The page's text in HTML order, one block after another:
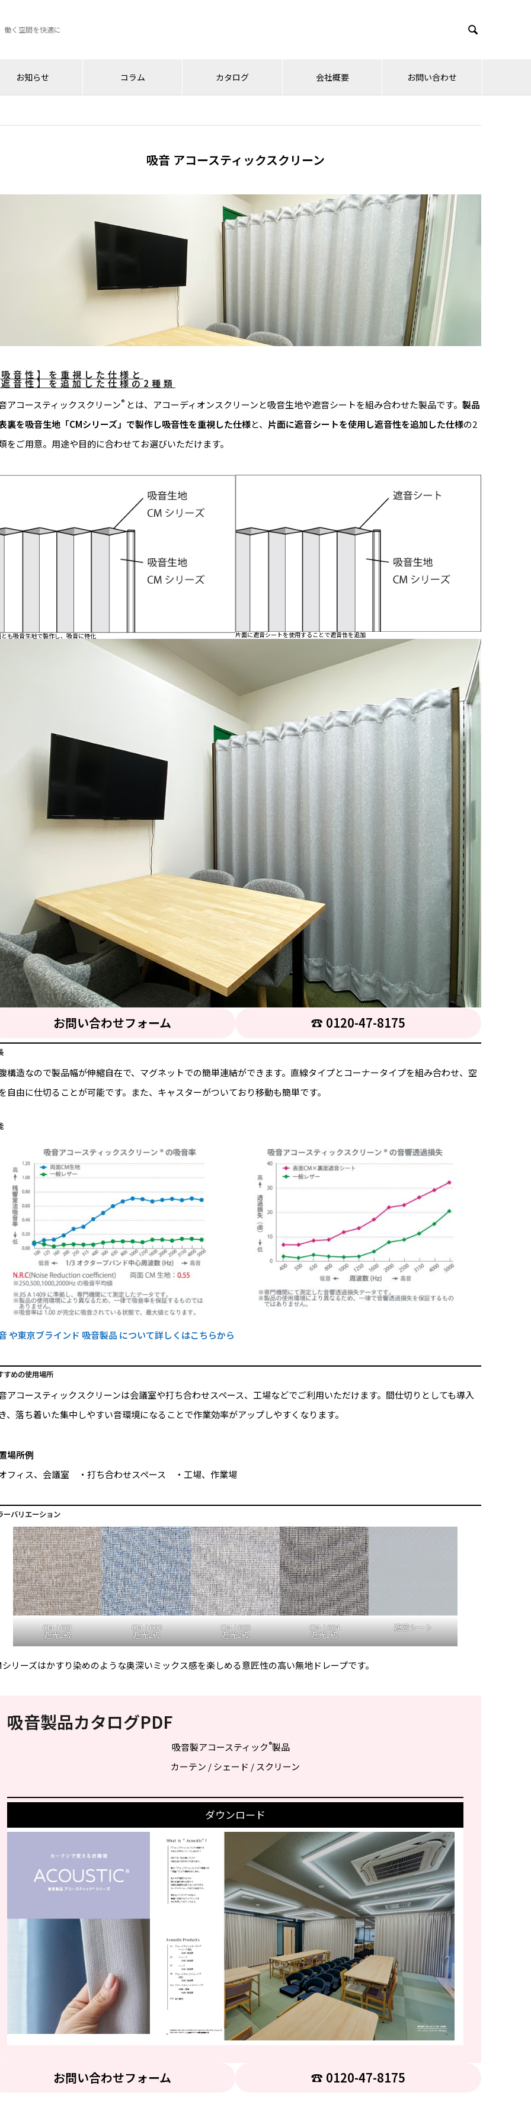
働く空間を快適に 
お知らせ コラム カタログ 会社概要 お問い合わせ
吸音 アコースティックスクリーン
音性】を重視した仕様と
音性】を追加した仕様の2種類
アコースティックスクリーン® とは、アコーディオンスクリーンと吸音生地や遮音シートを組み合わせた製品です。 製品
裏を吸音生地「CMシリーズ」で製作し吸音性を重視した仕様と、 片面に遮音シートを使用し遮音性を追加した仕様の2
をご用意。用途や目的に合わせてお選びいただけます。
も吸音生地で製作し、吸音に特化 片面に遮音シートを使用することで遮音性を追加
お問い合わせフォーム ☎︎ 0120-47-8175
構造なので製品幅が伸縮自在で、マグネットでの簡単連結ができます。直線タイプとコーナータイプを組み合わせ、空
自由に仕切ることが可能です。また、キャスターがついており移動も簡単です。
や東京ブラインド 吸音製品 について詳しくはこちらから
すめの使用場所
アコースティックスクリーンは会議室や打ち合わせスペース、工場などでご利用いただけます。間仕切りとしても導入
、落ち着いた集中しやすい音環境になることで作業効率がアップしやすくなります。
場所例
フィス、会議室 ・打ち合わせスペース ・工場、作業場
ーバリエーション
CM-1001
遮光2級
CM-1002
遮光2級
CM-1003
遮光2級
CM-1004
遮光1級
遮音シート
シリーズはかすり染めのような奥深いミックス感を楽しめる意匠性の高い無地ドレープです。
吸音製品カタログPDF
吸音製アコースティック®製品
カーテン / シェード / スクリーン
ダウンロード
お問い合わせフォーム ☎︎ 0120-47-8175